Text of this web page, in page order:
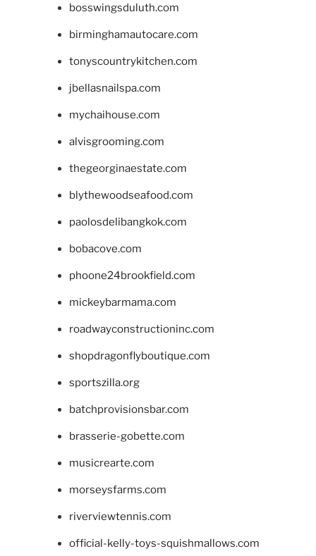
bosswingsduluth.com
birminghamautocare.com
tonyscountrykitchen.com
jbellasnailspa.com
mychaihouse.com
alvisgrooming.com
thegeorginaestate.com
blythewoodseafood.com
paolosdelibangkok.com
bobacove.com
phoone24brookfield.com
mickeybarmama.com
roadwayconstructioninc.com
shopdragonflyboutique.com
sportszilla.org
batchprovisionsbar.com
brasserie-gobette.com
musicrearte.com
morseysfarms.com
riverviewtennis.com
official-kelly-toys-squishmallows.com